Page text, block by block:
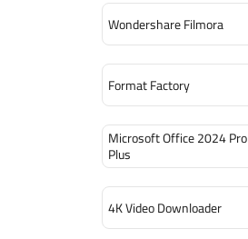
Wondershare Filmora
Format Factory
Microsoft Office 2024 Pro
Plus
4K Video Downloader